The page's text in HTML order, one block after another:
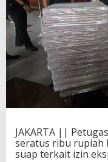
JAKARTA ||
seratus ribu rupiah
suap terkait izin